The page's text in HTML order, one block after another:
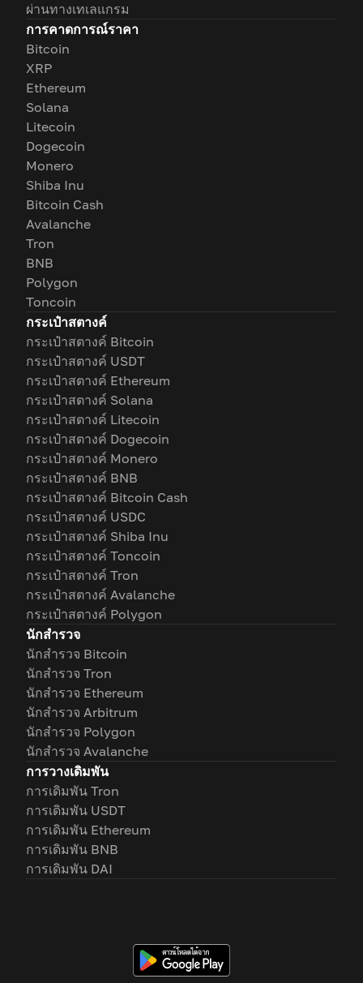
ผ่านทางเทเลแกรม
การคาดการณ์ราคา
Bitcoin
XRP
Ethereum
Solana
Litecoin
Dogecoin
Monero
Shiba Inu
Bitcoin Cash
Avalanche
Tron
BNB
Polygon
Toncoin
กระเป๋าสตางค์
กระเป๋าสตางค์ Bitcoin
กระเป๋าสตางค์ USDT
กระเป๋าสตางค์ Ethereum
กระเป๋าสตางค์ Solana
กระเป๋าสตางค์ Litecoin
กระเป๋าสตางค์ Dogecoin
กระเป๋าสตางค์ Monero
กระเป๋าสตางค์ BNB
กระเป๋าสตางค์ Bitcoin Cash
กระเป๋าสตางค์ USDC
กระเป๋าสตางค์ Shiba Inu
กระเป๋าสตางค์ Toncoin
กระเป๋าสตางค์ Tron
กระเป๋าสตางค์ Avalanche
กระเป๋าสตางค์ Polygon
นักสำรวจ
นักสำรวจ Bitcoin
นักสำรวจ Tron
นักสำรวจ Ethereum
นักสำรวจ Arbitrum
นักสำรวจ Polygon
นักสำรวจ Avalanche
การวางเดิมพัน
การเดิมพัน Tron
การเดิมพัน USDT
การเดิมพัน Ethereum
การเดิมพัน BNB
การเดิมพัน DAI